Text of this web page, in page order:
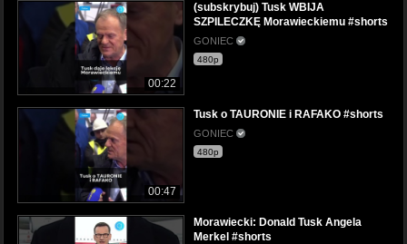
00:22
(subskrybuj) Tusk WBIJA
SZPILECZKĘ Morawieckiemu #shorts
GONIEC
480p
00:47
Tusk o TAURONIE i RAFAKO #shorts
GONIEC
480p
Morawiecki: Donald Tusk Angela
Merkel #shorts